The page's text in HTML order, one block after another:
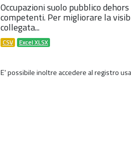
Occupazioni suolo pubblico
competenti. Per migliorare la
collegata...
CSV Excel XLSX
E' possibile inoltre accedere al registro